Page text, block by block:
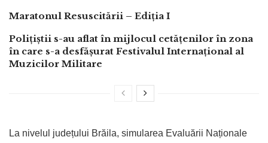
Maratonul Resuscitării – Ediția I
Polițiștii s-au aflat în mijlocul cetățenilor în zona
în care s-a desfășurat Festivalul Internațional al
Muzicilor Militare
La nivelul județului Brăila, simularea Evaluării Naționale